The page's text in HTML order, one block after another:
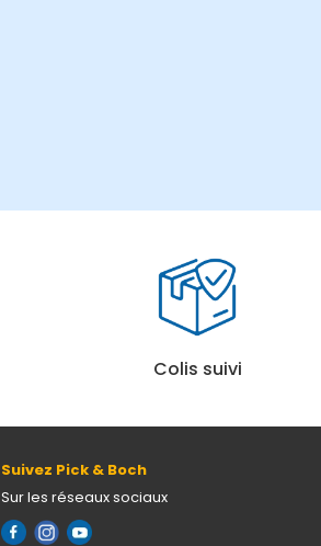
Colis suivi
Suivez Pick & Boch
Sur les réseaux sociaux